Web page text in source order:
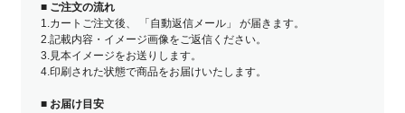
■ ご注文の流れ
1.カートご注文後、 「自動返信メール」 が届きます。
2.記載内容・イメージ画像をご返信ください。
3.見本イメージをお送りします。
4.印刷された状態で商品をお届けいたします。
■ お届け目安